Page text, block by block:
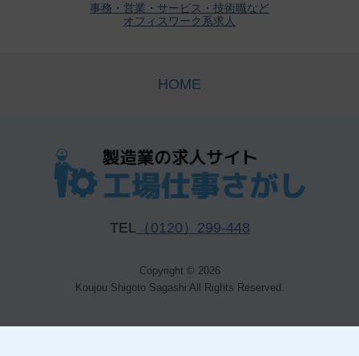
事務・営業・サービス・技術職など
オフィスワーク系求人
HOME
TEL （0120）299-448
Copyright © 2026
Koujou Shigoto Sagashi All Rights Reserved.